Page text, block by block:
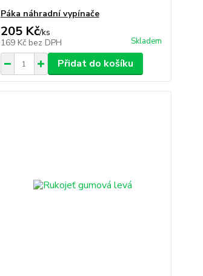
Páka náhradní vypínače
205 Kč/ks
169 Kč bez DPH Skladem
Přidat do košíku